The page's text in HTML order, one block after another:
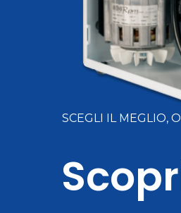
SCEGLI IL MEGLIO,